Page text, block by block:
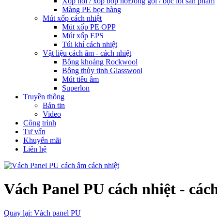
Màng PE bọc hàng
Mút xốp cách nhiệt
Mút xốp PE OPP
Mút xốp EPS
Túi khí cách nhiệt
Vật liệu cách âm - cách nhiệt
Bông khoáng Rockwool
Bông thủy tinh Glasswool
Mút tiêu âm
Superlon
Truyền thông
Bản tin
Video
Công trình
Tư vấn
Khuyến mãi
Liên hệ
Vách Panel PU cách nhiệt -
Quay lại: Vách panel PU